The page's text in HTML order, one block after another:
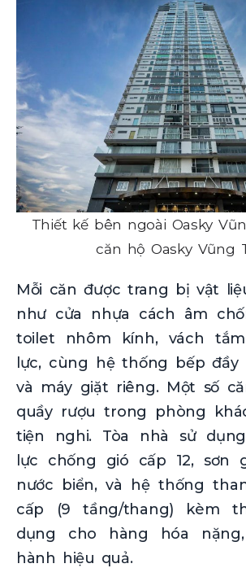
Thiết kế bên ngoài Oasky
căn hộ Oasky Vũng
Mỗi căn được trang bị vật
như cửa nhựa cách âm
toilet nhôm kính, vách
lực, cùng hệ thống bếp đầy
và máy giặt riêng. Một số
quầy rượu trong phòng
tiện nghi. Tòa nhà sử
lực chống gió cấp 12, sơn
nước biển, và hệ thống
cấp (9 tầng/thang) kèm
dụng cho hàng hóa
hành hiệu quả.